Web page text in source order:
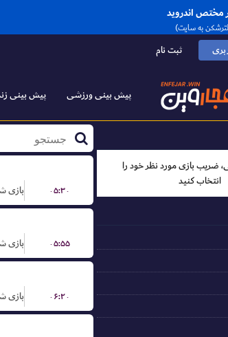
مختص اندروید
به سایت)
ثبت نام
پیش بینی ورزشی پیش بینی
ضریب بازی مورد نظر خود را
انتخاب کنید
۰۵:۳۰
۰۵:۵۵
۰۶:۲۰